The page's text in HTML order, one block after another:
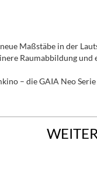
Maßstäbe in der
Raumabbildung
– die GAIA Neo